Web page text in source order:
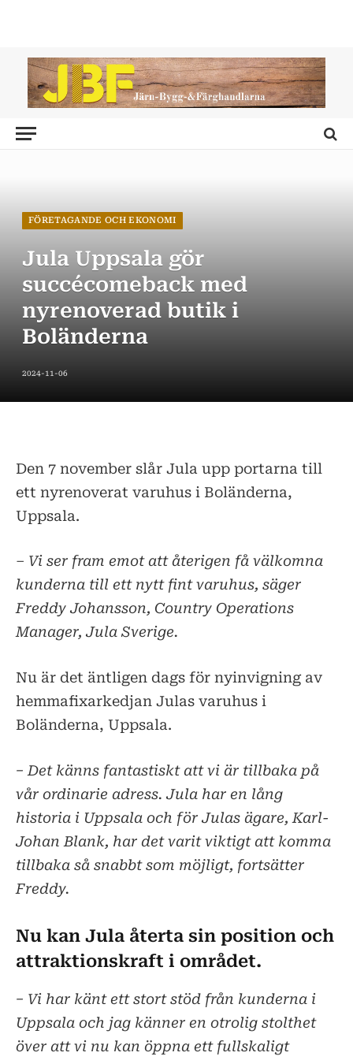
FÖRETAGANDE OCH EKONOMI
Jula Uppsala gör
succécomeback med
nyrenoverad butik i
Boländerna
2024-11-06
Den 7 november slår Jula upp portarna till
ett nyrenoverat varuhus i Boländerna,
Uppsala.
– Vi ser fram emot att återigen få välkomna
kunderna till ett nytt fint varuhus, säger
Freddy Johansson, Country Operations
Manager, Jula Sverige.
Nu är det äntligen dags för nyinvigning av
hemmafixarkedjan Julas varuhus i
Boländerna, Uppsala.
− Det känns fantastiskt att vi är tillbaka på
vår ordinarie adress. Jula har en lång
historia i Uppsala och för Julas ägare, Karl-
Johan Blank, har det varit viktigt att komma
tillbaka så snabbt som möjligt, fortsätter
Freddy.
Nu kan Jula återta sin position och
attraktionskraft i området.
− Vi har känt ett stort stöd från kunderna i
Uppsala och jag känner en otrolig stolthet
över att vi nu kan öppna ett fullskaligt